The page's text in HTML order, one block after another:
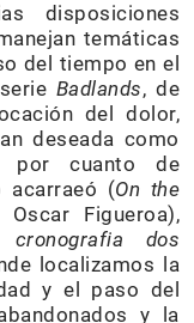
disposiciones
temáticas
del tiempo en el
Badlands, de
del dolor,
deseada como
por cuanto de
acarraeó (On the
Figueroa),
cronografia dos
localizamos la
y el paso del
y la